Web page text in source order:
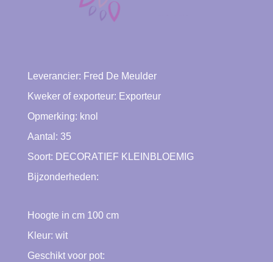
Leverancier: Fred De Meulder
Kweker of exporteur: Exporteur
Opmerking: knol
Aantal: 35
Soort: DECORATIEF KLEINBLOEMIG
Bijzonderheden:
Hoogte in cm 100cm
Kleur: wit
Geschikt voor pot: